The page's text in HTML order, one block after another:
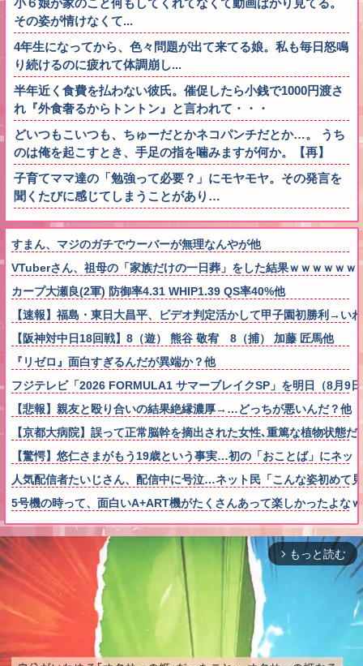
小６娘が家のこと何もしてくれてなくて動画ばかり見てる。
その姿が情けなくて...
4年生になってから、色々問題が出て来てる娘。私も毎日怒鳴
り続けるのに疲れて体調崩し...
半年近く食費を払わない彼氏。催促したら小銭で1000円渡さ
れ『外食奢るからトントン』と言われて・・・
どいつもこいつも、ちゅーだとかネコパンチだとか…。 うち
のは俺を起こすとき、手足の指を噛みますが何か。【再】
子育てママ達の「勉強って必要？」にモヤモヤ。その発言を
聞くたびに感じてしまうことがあり…
すまん、マジのガチでウーバーが無理なんやが他
VTuberさん、祖母の「家族だけの一日葬」をした結果ｗｗｗｗｗｗ
カープ大瀬良(2軍) 防御率4.31 WHIP1.39 QS率40%他
【速報】福島・東日大昌平、ビデオ判定活かして甲子園初勝利→い
【阪神対中日18回戦】8（遊） 熊谷 敬宥 8（捕） 加藤 匠馬他
『リゼロ』面白すぎるんだが異端か？他
フジテレビ「2026 FORMULA1 サマーブレイクSP」を明日（8月9
【悲報】親友と殴り合いの結果絶縁濃厚→…どっちが悪いんだ？他
【京都大病院】誤って正常脳幹を摘出された女性､重篤な植物状態
【驚愕】悠仁さまがもう19歳という事実…初の「おことば」にネッ
人気配信者たいじさん、配信中に号泣…ネット民「こんな姿初めて
5号機の時って、面白いA+ART機がたくさんあって楽しかったよな
arrow_forward_ios もっと読む